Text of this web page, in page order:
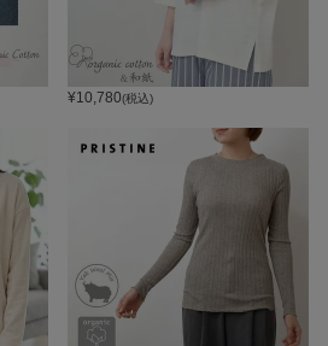
¥10,780(税込)